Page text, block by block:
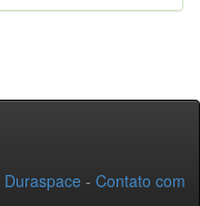
Duraspace - Contato com